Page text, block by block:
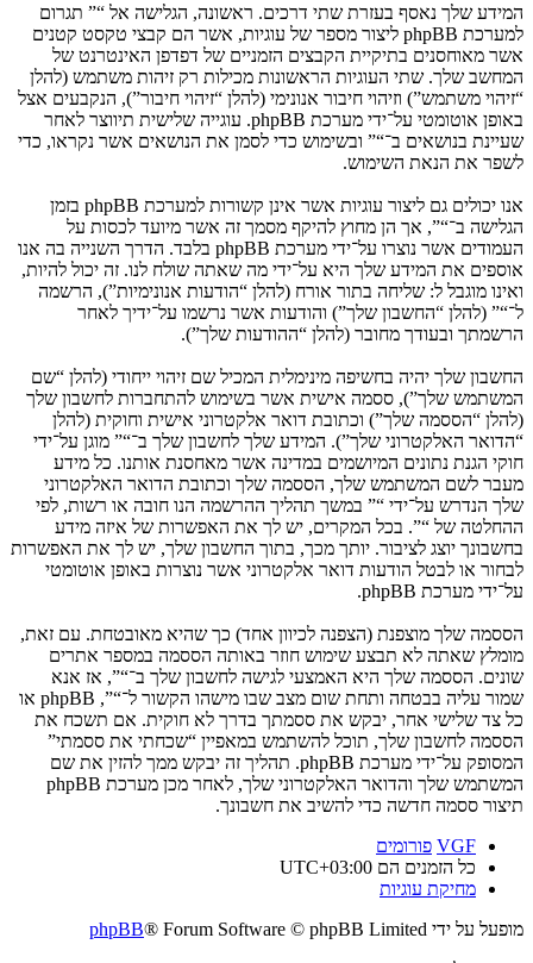
המידע שלך נאסף בעזרת שתי דרכים. ראשונה, הגלישה אל “” תגרום
למערכת phpBB ליצור מספר של עוגיות, אשר הם קבצי טקסט קטנים
אשר מאוחסנים בתיקיית הקבצים הזמניים של דפדפן האינטרנט של
המחשב שלך. שתי העוגיות הראשונות מכילות רק זיהות משתמש (להלן
“זיהוי משתמש”) וזיהוי חיבור אנונימי (להלן “זיהוי חיבור”), הנקבעים אצל
באופן אוטומטי על־ידי מערכת phpBB. עוגייה שלישית תיווצר לאחר
שעיינת בנושאים ב־“” ובשימוש כדי לסמן את הנושאים אשר נקראו, כדי
לשפר את הנאת השימוש.
אנו יכולים גם ליצור עוגיות אשר אינן קשורות למערכת phpBB בזמן
הגלישה ב־“”, אך הן מחוץ להיקף מסמך זה אשר מיועד לכסות על
העמודים אשר נוצרו על־ידי מערכת phpBB בלבד. הדרך השנייה בה אנו
אוספים את המידע שלך היא על־ידי מה שאתה שולח לנו. זה יכול להיות,
ואינו מוגבל ל: שליחה בתור אורח (להלן “הודעות אנונימיות”), הרשמה
ל־“” (להלן “החשבון שלך”) והודעות אשר נרשמו על־ידיך לאחר
הרשמתך ובעודך מחובר (להלן “ההודעות שלך”).
החשבון שלך יהיה בחשיפה מינימלית המכיל שם זיהוי ייחודי (להלן “שם
המשתמש שלך”), ססמה אישית אשר בשימוש להתחברות לחשבון שלך
(להלן “הססמה שלך”) וכתובת דואר אלקטרוני אישית וחוקית (להלן
“הדואר האלקטרוני שלך”). המידע שלך לחשבון שלך ב־“” מוגן על־ידי
חוקי הגנת נתונים המיושמים במדינה אשר מאחסנת אותנו. כל מידע
מעבר לשם המשתמש שלך, הססמה שלך וכתובת הדואר האלקטרוני
שלך הנדרש על־ידי “” במשך תהליך ההרשמה הנו חובה או רשות, לפי
ההחלטה של “”. בכל המקרים, יש לך את האפשרות של איזה מידע
בחשבונך יוצג לציבור. יותך מכך, בתוך החשבון שלך, יש לך את האפשרות
לבחור או לבטל הודעות דואר אלקטרוני אשר נוצרות באופן אוטומטי
על־ידי מערכת phpBB.
הססמה שלך מוצפנת (הצפנה לכיוון אחד) כך שהיא מאובטחת. עם זאת,
מומלץ שאתה לא תבצע שימוש חוזר באותה הססמה במספר אתרים
שונים. הססמה שלך היא האמצעי לגישה לחשבון שלך ב־“”, אז אנא
שמור עליה בבטחה ותחת שום מצב שבו מישהו הקשור ל־“”, phpBB או
כל צד שלישי אחר, יבקש את ססמתך בדרך לא חוקית. אם תשכח את
הססמה לחשבון שלך, תוכל להשתמש במאפיין “שכחתי את ססמתי”
המסופק על־ידי מערכת phpBB. תהליך זה יבקש ממך להזין את שם
המשתמש שלך והדואר האלקטרוני שלך, לאחר מכן מערכת phpBB
תיצור ססמה חדשה כדי להשיב את חשבונך.
VGF פורומים
כל הזמנים הם UTC+03:00
מחיקת עוגיות
מופעל על ידי
phpBB® Forum Software © phpBB Limited